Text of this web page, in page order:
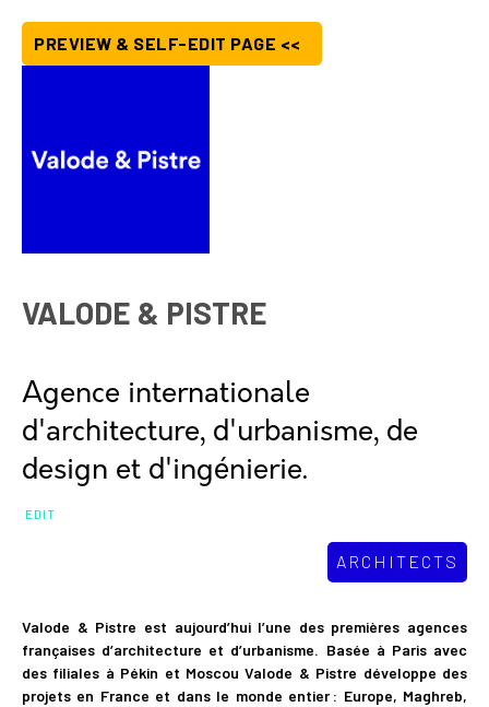
PREVIEW & SELF-EDIT PAGE <<
VALODE & PISTRE
Agence internationale
d'architecture, d'urbanisme, de
design et d'ingénierie.
EDIT
ARCHITECTS
Valode & Pistre est aujourd’hui l’une des premières agences
françaises d’architecture et d’urbanisme. Basée à Paris avec
des filiales à Pékin et Moscou Valode & Pistre développe des
projets en France et dans le monde entier : Europe, Maghreb,